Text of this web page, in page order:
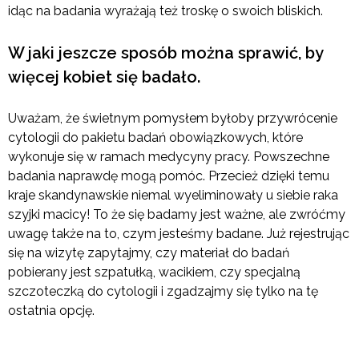
idąc na badania wyrażają też troskę o swoich bliskich.
W jaki jeszcze sposób można sprawić, by
więcej kobiet się badało.
Uważam, że świetnym pomysłem byłoby przywrócenie
cytologii do pakietu badań obowiązkowych, które
wykonuje się w ramach medycyny pracy. Powszechne
badania naprawdę mogą pomóc. Przecież dzięki temu
kraje skandynawskie niemal wyeliminowały u siebie raka
szyjki macicy! To że się badamy jest ważne, ale zwróćmy
uwagę także na to, czym jesteśmy badane. Już rejestrując
się na wizytę zapytajmy, czy materiał do badań
pobierany jest szpatułką, wacikiem, czy specjalną
szczoteczką do cytologii i zgadzajmy się tylko na tę
ostatnia opcję.